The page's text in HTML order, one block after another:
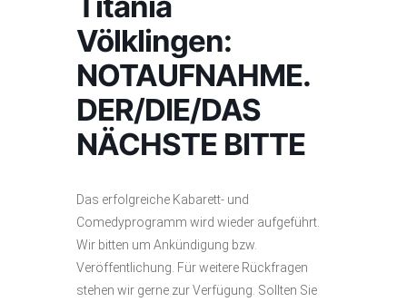
Völklingen:
NOTAUFNAHME.
DER/DIE/DAS
NÄCHSTE BITTE
Das erfolgreiche Kabarett- und
Comedyprogramm wird wieder aufgeführt.
Wir bitten um Ankündigung bzw.
Veröffentlichung. Für weitere Rückfragen
stehen wir gerne zur Verfügung. Sollten Sie